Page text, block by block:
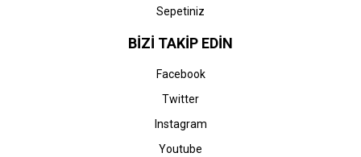
Sepetiniz
BİZİ TAKİP EDİN
Facebook
Twitter
Instagram
Youtube